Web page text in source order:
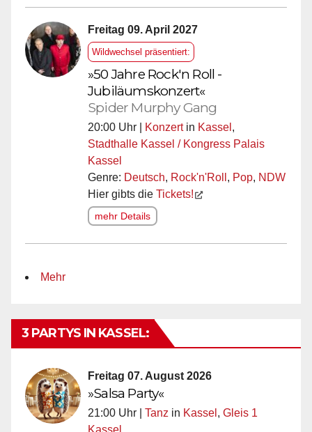
Freitag 09. April 2027
Wildwechsel präsentiert:
»50 Jahre Rock'n Roll -
Jubiläumskonzert«
Spider Murphy Gang
20:00 Uhr | Konzertin Kassel ,
Stadthalle Kassel / Kongress Palais
Kassel
Genre: Deutsch, Rock'n'Roll , Pop, NDW
Hier gibts die Tickets!
mehr Details
Mehr
3 PARTYS IN KASSEL:
Freitag 07. August 2026
»Salsa Party«
21:00 Uhr | Tanz in Kassel , Gleis 1
Kassel